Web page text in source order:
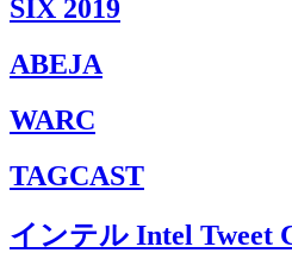
SIX 2019
ABEJA
WARC
TAGCAST
インテル Intel Tweet